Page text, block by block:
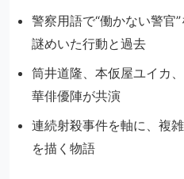
警察用語で“働かない警官
謎めいた行動と過去
筒井道隆、本仮屋ユイカ
華俳優陣が共演
連続射殺事件を軸に、複
を描く物語